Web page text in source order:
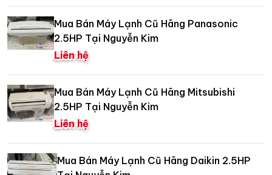
Mua Bán Máy Lạnh Cũ Hãng Panasonic
2.5HP Tại Nguyễn Kim
Liên hệ
Mua Bán Máy Lạnh Cũ Hãng Mitsubishi
2.5HP Tại Nguyễn Kim
Liên hệ
Mua Bán Máy Lạnh Cũ Hãng Daikin 2.5HP